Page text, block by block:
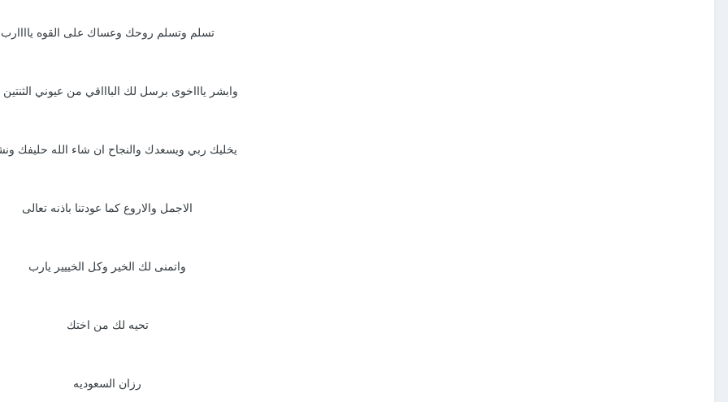
تسلم وتسلم روحك وعساك على القوه ياااارب
وابشر ياااخوى برسل لك الباااقي من عيوني الثنتين
يخليك ربي ويسعدك والنجاح ان شاء الله حليفك
الاجمل والاروع كما عودتنا باذنه تعالى
واتمنى لك الخير وكل الخييير يارب
تحيه لك من اختك
رزان السعوديه